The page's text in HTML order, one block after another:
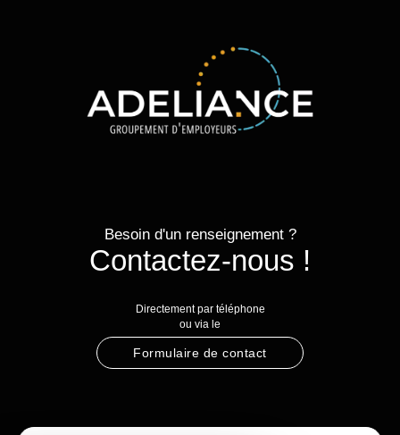
Besoin d'un renseignement ?
Contactez-nous !
Directement par téléphone
ou via le
Formulaire de contact